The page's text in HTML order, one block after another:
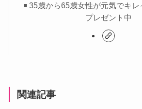
◾️ 35歳から65歳女性が元気でキ
プレゼント中
関連記事